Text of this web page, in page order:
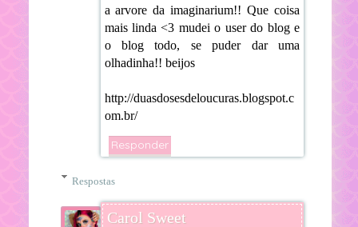
a arvore da imaginarium!! Que coisa
mais linda <3 mudei o user do blog e
o blog todo, se puder dar uma
olhadinha!! beijos
http://duasdosesdeloucuras.blogspot.c
om.br/
Responder
Respostas
Carol Sweet